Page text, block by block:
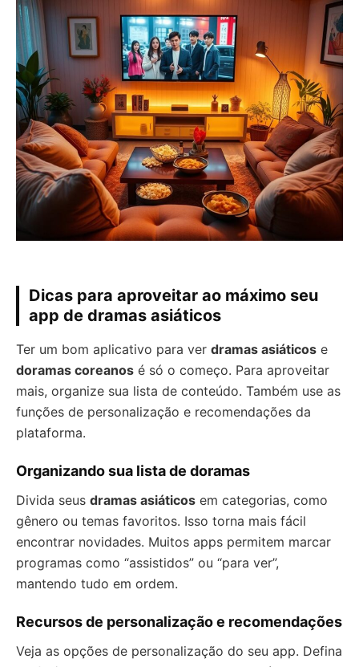
Dicas para aproveitar ao máximo seu
app de dramas asiáticos
Ter um bom aplicativo para ver dramas asiáticos e
doramas coreanos é só o começo. Para aproveitar
mais, organize sua lista de conteúdo. Também use as
funções de personalização e recomendações da
plataforma.
Organizando sua lista de doramas
Divida seus dramas asiáticos em categorias, como
gênero ou temas favoritos. Isso torna mais fácil
encontrar novidades. Muitos apps permitem marcar
programas como “assistidos” ou “para ver”,
mantendo tudo em ordem.
Recursos de personalização e recomendações
Veja as opções de personalização do seu app. Defina